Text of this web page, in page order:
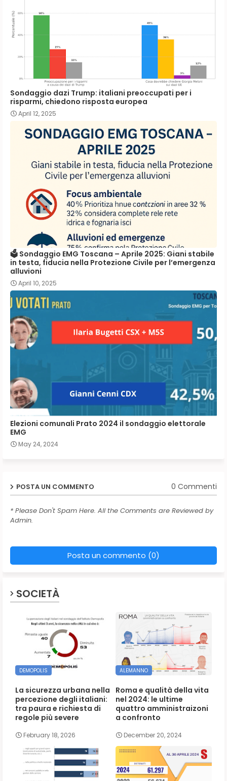
Sondaggio dazi Trump: italiani preoccupati per i
risparmi, chiedono risposta europea
April 12, 2025
🗳️ Sondaggio EMG Toscana – Aprile 2025: Giani stabile
in testa, fiducia nella Protezione Civile per l’emergenza
alluvioni
April 10, 2025
Elezioni comunali Prato 2024 il sondaggio elettorale
EMG
May 24, 2024
POSTA UN COMMENTO 0 Commenti
* Please Don't Spam Here. All the Comments are Reviewed by
Admin.
Posta un commento (0)
SOCIETÀ
DEMOPOLIS
La sicurezza urbana nella
percezione degli italiani:
tra paura e richiesta di
regole più severe
February 18, 2026
ALEMANNO
Roma e qualità della vita
nel 2024: le ultime
quattro amministraizoni
a confronto
December 20, 2024